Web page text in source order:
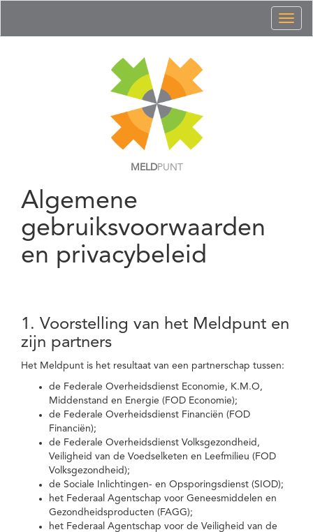
MELDPUNT
Algemene
gebruiksvoorwaarden
en privacybeleid
1. Voorstelling van het Meldpunt en
zijn partners
Het Meldpunt is het resultaat van een partnerschap tussen:
de Federale Overheidsdienst Economie, K.M.O,
Middenstand en Energie (FOD Economie);
de Federale Overheidsdienst Financiën (FOD
Financiën);
de Federale Overheidsdienst Volksgezondheid,
Veiligheid van de Voedselketen en Leefmilieu (FOD
Volksgezondheid);
de Sociale Inlichtingen- en Opsporingsdienst (SIOD);
het Federaal Agentschap voor Geneesmiddelen en
Gezondheidsproducten (FAGG);
het Federaal Agentschap voor de Veiligheid van de